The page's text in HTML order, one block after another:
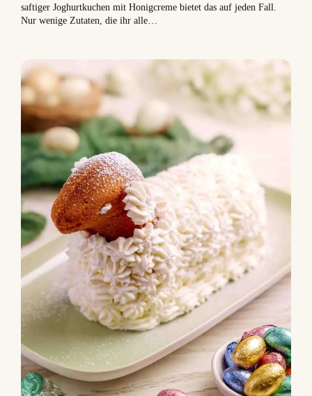
saftiger Joghurtkuchen mit Honigcreme bietet das auf jeden Fall.
Nur wenige Zutaten, die ihr alle…